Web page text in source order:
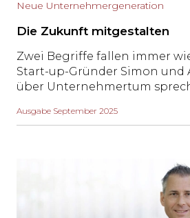
Neue Unternehmergeneration
Die Zukunft mitgestalten
Zwei Begriffe fallen immer
Start-up-Gründer Simon und
über Unternehmertum
Ausgabe September 2025